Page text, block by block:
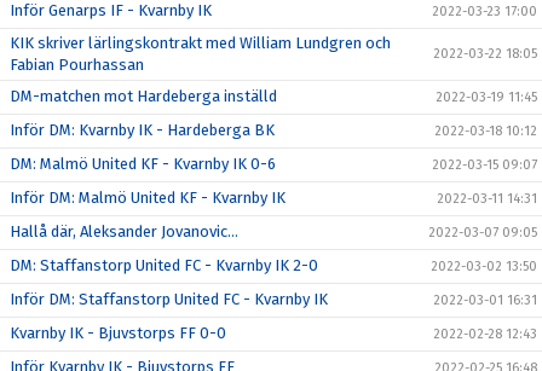
Inför Genarps IF - Kvarnby IK 2022-03-23 17:00
KIK skriver lärlingskontrakt med William Lundgren och
Fabian Pourhassan
2022-03-22 18:05
DM-matchen mot Hardeberga inställd 2022-03-19 11:45
Inför DM: Kvarnby IK - Hardeberga BK 2022-03-18 10:12
DM: Malmö United KF - Kvarnby IK 0-6 2022-03-15 09:07
Inför DM: Malmö United KF - Kvarnby IK 2022-03-11 14:31
Hallå där, Aleksander Jovanovic... 2022-03-07 09:05
DM: Staffanstorp United FC - Kvarnby IK 2-0 2022-03-02 13:50
Inför DM: Staffanstorp United FC - Kvarnby IK 2022-03-01 16:31
Kvarnby IK - Bjuvstorps FF 0-0 2022-02-28 12:43
Inför Kvarnby IK - Bjuvstorps FF